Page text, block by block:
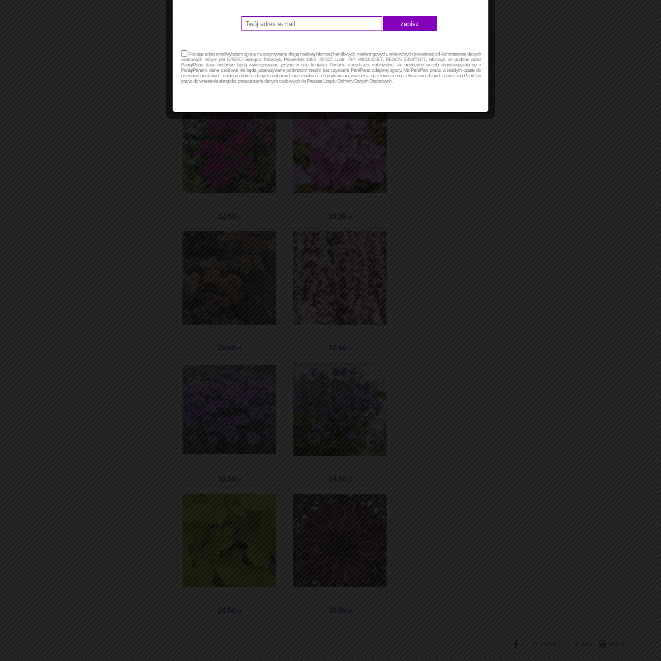
15.50 zł 24.50 zł
12.50 zł 10.50 zł
25.50 zł 12.50 zł
12.50 zł 14.50 zł
24.50 zł 10.50 zł
powrót do góry drukuj
Podając adres email wyrażam zgodę na otrzymywanie drogą mailową informacji handlowych, marketingowych, reklamowych (newsletter) od Administratora danych
osobowych, którym jest GREKO Grzegorz Paszczyk, Prawiedniki 188B, 20-515 Lublin, NIP: 8981840607, REGON 931975471, informuje, że podane przez
Panią/Pana dane osobowe będą wykorzystywane jedynie w celu kontaktu. Podanie danych jest dobrowolne, ale niezbędne w celu skontaktowania się z
Panią/Panem, dane osobowe nie będą przekazywane podmiotom trzecim bez uzyskania Pani/Pana odrębnej zgody. Ma Pani/Pan prawo w każdym czasie do
przenoszenia danych, dostępu do treści danych osobowych oraz możliwość ich poprawiania, wniesienia sprzeciwu co do przetwarzania danych a także ma Pani/Pan
prawo do wniesienia skargi dot. przetwarzania danych osobowych do Prezesa Urzędu Ochrony Danych Osobowych.